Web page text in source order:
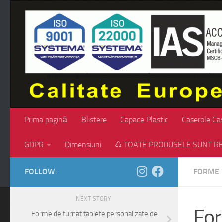
Skip to content
Prima pagină Blistere Capace Plastic Caserole
GDPR Dimensiuni ♺ TOATE PRODUSELE SUNT
FORME
FOLLOW:
NEXT STORY
Forme de turnat tablete personalizate de